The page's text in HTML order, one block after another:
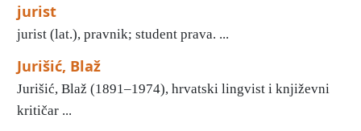
jurist
jurist (lat.), pravnik; student prava. ...
Jurišić, Blaž
Jurišić, Blaž (1891–1974), hrvatski lingvist i književni
kritičar ...